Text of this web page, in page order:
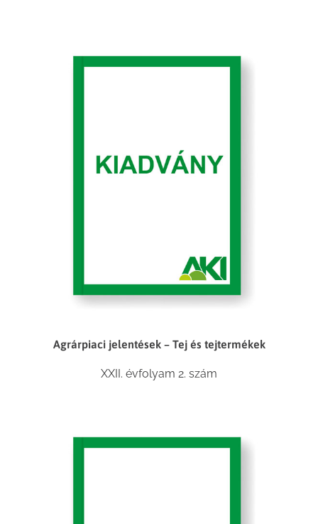
Agrárpiaci jelentések – Tej és tejtermékek
XXII. évfolyam 2. szám